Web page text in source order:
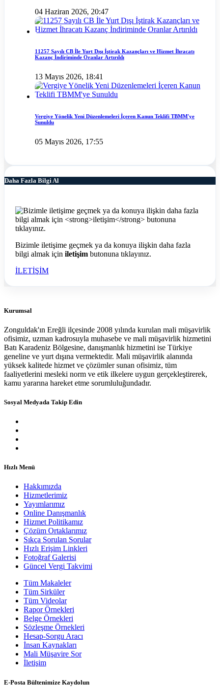
04 Haziran 2026, 20:47
11257 Sayılı CB İle Yurt Dışı İştirak Kazançları ve Hizmet İhracatı
Kazanç İndiriminde Oranlar Artırıldı
13 Mayıs 2026, 18:41
Vergiye Yönelik Yeni Düzenlemeleri İçeren Kanun Teklifi TBMM'ye
Sunuldu
05 Mayıs 2026, 17:55
Daha Fazla Bilgi Al
Bizimle iletişime geçmek ya da konuya ilişkin daha fazla
bilgi almak için iletişim butonuna tıklayınız.
İLETİŞİM
Kurumsal
Zonguldak'ın Ereğli ilçesinde 2008 yılında kurulan mali müşavirlik
ofisimiz, uzman kadrosuyla muhasebe ve mali müşavirlik hizmetini
Batı Karadeniz Bölgesine, danışmanlık hizmetini ise Türkiye
geneline ve yurt dışına vermektedir. Mali müşavirlik alanında
yüksek kalitede hizmet ve çözümler sunan ofisimiz, tüm
faaliyetlerini mesleki norm ve etik ilkelere uygun gerçekleştirerek,
kamu yararına hareket etme sorumluluğundadır.
Sosyal Medyada Takip Edin
Hızlı Menü
Hakkımızda
Hizmetlerimiz
Yayımlarımız
Online Danışmanlık
Hizmet Politikamız
Çözüm Ortaklarımız
Sıkça Sorulan Sorular
Hızlı Erişim Linkleri
Fotoğraf Galerisi
Güncel Vergi Takvimi
Tüm Makaleler
Tüm Sirküler
Tüm Videolar
Rapor Örnekleri
Belge Örnekleri
Sözleşme Örnekleri
Hesap-Sorgu Aracı
İnsan Kaynakları
Mali Müşavire Sor
İletişim
E-Posta Bültenimize Kaydolun